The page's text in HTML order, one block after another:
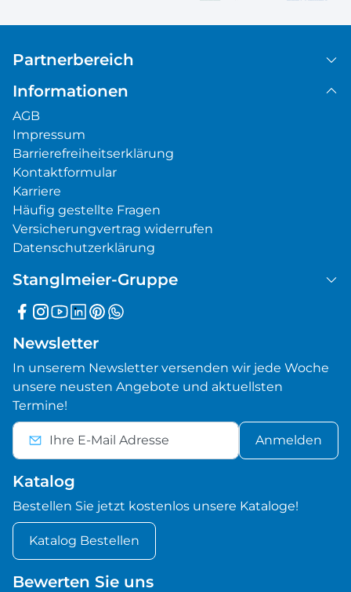
Partnerbereich
Informationen
AGB
Impressum
Barrierefreiheitserklärung
Kontaktformular
Karriere
Häufig gestellte Fragen
Versicherungvertrag widerrufen
Datenschutzerklärung
Stanglmeier-Gruppe
Newsletter
In unserem Newsletter versenden wir jede Woche
unsere neusten Angebote und aktuellsten
Termine!
Anmelden
Katalog
Bestellen Sie jetzt kostenlos unsere Kataloge!
Katalog Bestellen
Bewerten Sie uns